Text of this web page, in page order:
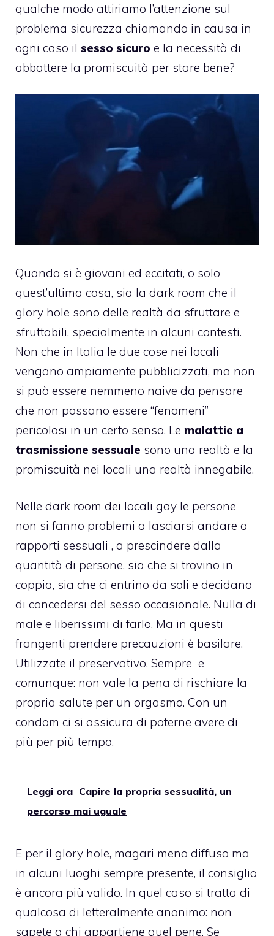
qualche modo attiriamo l’attenzione sul
problema sicurezza chiamando in causa in
ogni caso il sesso sicuro e la necessità di
abbattere la promiscuità per stare bene?
Quando si è giovani ed eccitati, o solo
quest’ultima cosa, sia la dark room che il
glory hole sono delle realtà da sfruttare e
sfruttabili, specialmente in alcuni contesti.
Non che in Italia le due cose nei locali
vengano ampiamente pubblicizzati, ma non
si può essere nemmeno naive da pensare
che non possano essere “fenomeni”
pericolosi in un certo senso. Le malattie a
trasmissione sessuale sono una realtà e la
promiscuità nei locali una realtà innegabile.
Nelle dark room dei locali gay le persone
non si fanno problemi a lasciarsi andare a
rapporti sessuali , a prescindere dalla
quantità di persone, sia che si trovino in
coppia, sia che ci entrino da soli e decidano
di concedersi del sesso occasionale. Nulla di
male e liberissimi di farlo. Ma in questi
frangenti prendere precauzioni è basilare.
Utilizzate il preservativo. Sempre e
comunque: non vale la pena di rischiare la
propria salute per un orgasmo. Con un
condom ci si assicura di poterne avere di
più per più tempo.
Leggi ora Capire la propria sessualità, un
percorso mai uguale
E per il glory hole, magari meno diffuso ma
in alcuni luoghi sempre presente, il consiglio
è ancora più valido. In quel caso si tratta di
qualcosa di letteralmente anonimo: non
sapete a chi appartiene quel pene. Se